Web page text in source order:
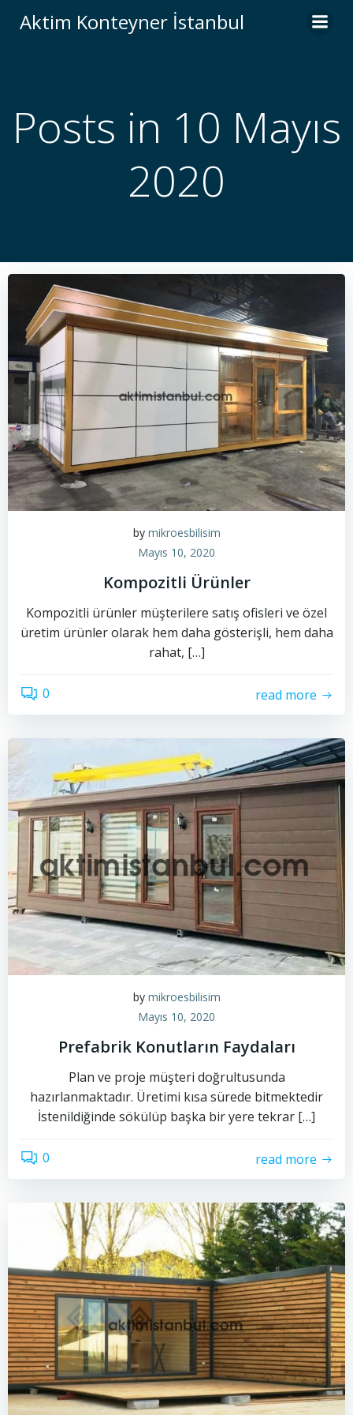
İçeriğe
geç
Aktim Konteyner İstanbul
Posts in 10 Mayıs
2020
by mikroesbilisim
Mayıs 10, 2020
Kompozitli Ürünler
Kompozitli ürünler müşterilere satış ofisleri ve özel
üretim ürünler olarak hem daha gösterişli, hem daha
rahat, […]
0 read more
by mikroesbilisim
Mayıs 10, 2020
Prefabrik Konutların Faydaları
Plan ve proje müşteri doğrultusunda
hazırlanmaktadır. Üretimi kısa sürede bitmektedir
İstenildiğinde sökülüp başka bir yere tekrar […]
0 read more